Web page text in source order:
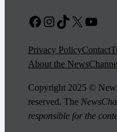
Facebook
Instagram
TikTok
X
Privacy PolicyContact
About the
Copyright 2025 ©
reserved. The
responsible for the